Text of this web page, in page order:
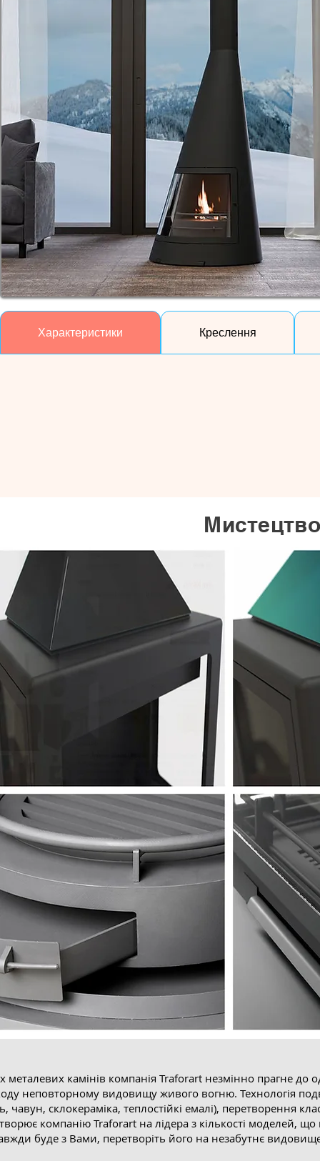
Характеристики Креслення
металевих камінів компанія Traforart незмінно прагне до
неповторному видовищу живого вогню. Технологія
чавун, склокераміка, теплостійкі емалі), перетворення
компанію Traforart на лідера з кількості моделей,
буде з Вами, перетворіть його на незабутнє